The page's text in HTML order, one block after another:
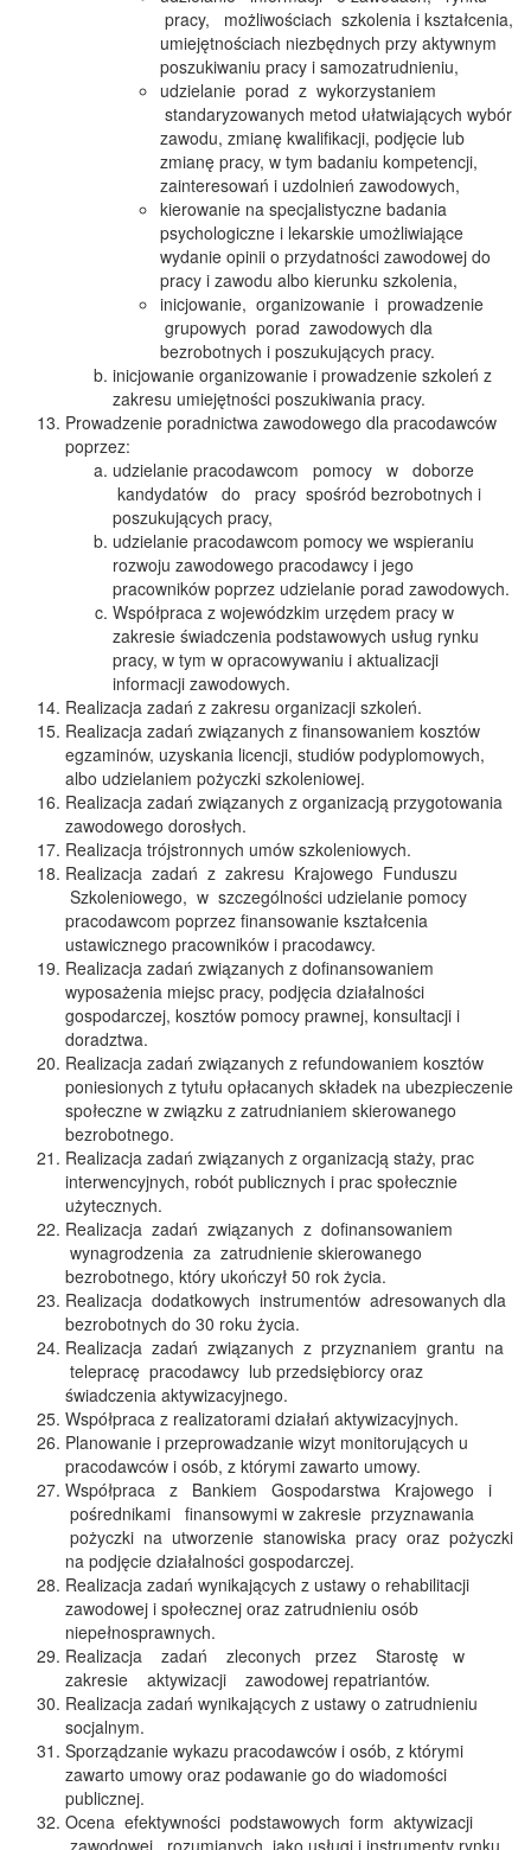
pracy, możliwościach szkolenia i kształcenia,
umiejętnościach niezbędnych przy aktywnym
poszukiwaniu pracy i samozatrudnieniu,
udzielanie porad z wykorzystaniem
standaryzowanych metod ułatwiających wybór
zawodu, zmianę kwalifikacji, podjęcie lub
zmianę pracy, w tym badaniu kompetencji,
zainteresowań i uzdolnień zawodowych,
kierowanie na specjalistyczne badania
psychologiczne i lekarskie umożliwiające
wydanie opinii o przydatności zawodowej do
pracy i zawodu albo kierunku szkolenia,
inicjowanie, organizowanie i prowadzenie
grupowych porad zawodowych dla
bezrobotnych i poszukujących pracy.
inicjowanie organizowanie i prowadzenie szkoleń z
zakresu umiejętności poszukiwania pracy.
Prowadzenie poradnictwa zawodowego dla pracodawców
poprzez:
udzielanie pracodawcom pomocy w doborze
kandydatów do pracy spośród bezrobotnych i
poszukujących pracy,
udzielanie pracodawcom pomocy we wspieraniu
rozwoju zawodowego pracodawcy i jego
pracowników poprzez udzielanie porad zawodowych.
Współpraca z wojewódzkim urzędem pracy w
zakresie świadczenia podstawowych usług rynku
pracy, w tym w opracowywaniu i aktualizacji
informacji zawodowych.
Realizacja zadań z zakresu organizacji szkoleń.
Realizacja zadań związanych z finansowaniem kosztów
egzaminów, uzyskania licencji, studiów podyplomowych,
albo udzielaniem pożyczki szkoleniowej.
Realizacja zadań związanych z organizacją przygotowania
zawodowego dorosłych.
Realizacja trójstronnych umów szkoleniowych.
Realizacja zadań z zakresu Krajowego Funduszu
Szkoleniowego, w szczególności udzielanie pomocy
pracodawcom poprzez finansowanie kształcenia
ustawicznego pracowników i pracodawcy.
Realizacja zadań związanych z dofinansowaniem
wyposażenia miejsc pracy, podjęcia działalności
gospodarczej, kosztów pomocy prawnej, konsultacji i
doradztwa.
Realizacja zadań związanych z refundowaniem kosztów
poniesionych z tytułu opłacanych składek na ubezpieczenie
społeczne w związku z zatrudnianiem skierowanego
bezrobotnego.
Realizacja zadań związanych z organizacją staży, prac
interwencyjnych, robót publicznych i prac społecznie
użytecznych.
Realizacja zadań związanych z dofinansowaniem
wynagrodzenia za zatrudnienie skierowanego
bezrobotnego, który ukończył 50 rok życia.
Realizacja dodatkowych instrumentów adresowanych dla
bezrobotnych do 30 roku życia.
Realizacja zadań związanych z przyznaniem grantu na
telepracę pracodawcy lub przedsiębiorcy oraz
świadczenia aktywizacyjnego.
Współpraca z realizatorami działań aktywizacyjnych.
Planowanie i przeprowadzanie wizyt monitorujących u
pracodawców i osób, z którymi zawarto umowy.
Współpraca z Bankiem Gospodarstwa Krajowego i
pośrednikami finansowymi w zakresie przyznawania
pożyczki na utworzenie stanowiska pracy oraz pożyczki
na podjęcie działalności gospodarczej.
Realizacja zadań wynikających z ustawy o rehabilitacji
zawodowej i społecznej oraz zatrudnieniu osób
niepełnosprawnych.
Realizacja zadań zleconych przez Starostę w
zakresie aktywizacji zawodowej repatriantów.
Realizacja zadań wynikających z ustawy o zatrudnieniu
socjalnym.
Sporządzanie wykazu pracodawców i osób, z którymi
zawarto umowy oraz podawanie go do wiadomości
publicznej.
Ocena efektywności podstawowych form aktywizacji
zawodowej, rozumianych jako usługi i instrumenty rynku